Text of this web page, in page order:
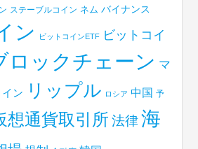
ステーブルコイン ネム バイナンス
ン ビットコインETF ビットコイ
ロックチェーン マ
ン リップル ロシア 中国 予
想通貨取引所 法律 海